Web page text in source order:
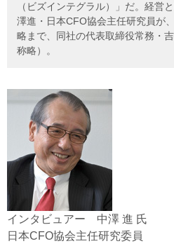
（ビズインテグラル）」だ。経営
澤進・日本CFO協会主任研究員が
略まで、同社の代表取締役常務・
称略）。
インタビュアー 中澤 進 氏
日本CFO協会主任研究委員